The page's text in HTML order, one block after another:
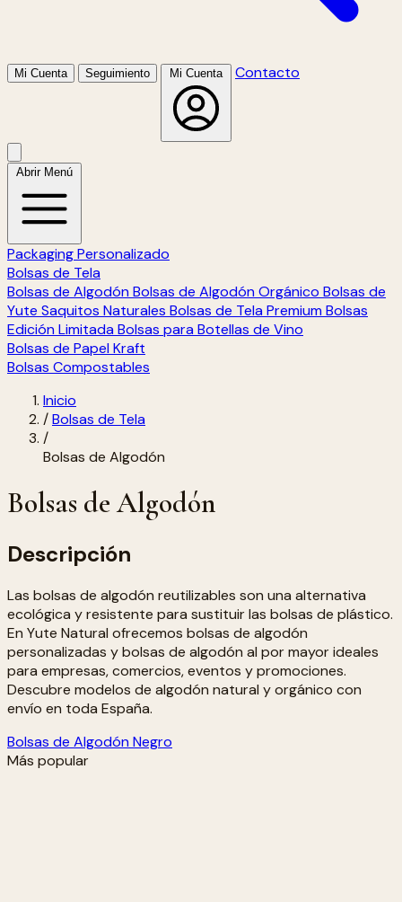
Mi Cuenta Seguimiento Mi Cuenta Contacto
Abrir Menú
Packaging Personalizado
Bolsas de Tela
Bolsas de Algodón Bolsas de Algodón Orgánico Bolsas de
Yute Saquitos Naturales Bolsas de Tela Premium Bolsas
Edición Limitada Bolsas para Botellas de Vino
Bolsas de Papel Kraft
Bolsas Compostables
Inicio
/Bolsas de Tela
/
Bolsas de Algodón
Bolsas de Algodón
Descripción
Las bolsas de algodón reutilizables son una alternativa
ecológica y resistente para sustituir las bolsas de plástico.
En Yute Natural ofrecemos bolsas de algodón
personalizadas y bolsas de algodón al por mayor ideales
para empresas, comercios, eventos y promociones.
Descubre modelos de algodón natural y orgánico con
envío en toda España.
Bolsas de Algodón Negro
Más popular